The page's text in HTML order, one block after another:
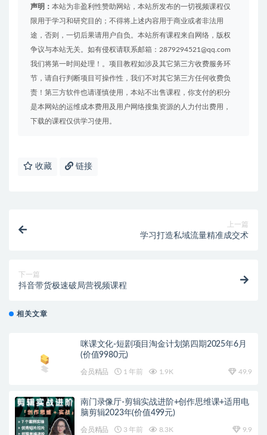
声明： 本站为非盈利性赞助网站，本站所发布的一切视频课程仅
限用于学习和研究目的；不得将上述内容用于商业或者非法用
途，否则，一切后果请用户自负。本站所有课程来自网络，版权
争议与本站无关。如有侵权请联系邮箱：2879294521@qq.com
我们将第一时间处理！。项目教程如涉及其它第三方收费服务环
节，请自行判断项目可操作性，我们不对其它第三方任何收费负
责！第三方软件也请谨慎使用，本站不出售课程，你支付的积分
是本网站的运维成本费用及用户网络搜集资源的人力付出费用，
下载的课程仅供学习使用。
收藏 链接
上一篇
学习打造私域流量精准成交术
下一篇
抖音带货极速破局营视频课程
相关文章
咪课文化-短剧项目淘金计划第四期2025年6月
(价值9980元)
会员精品 1 年前 1.9K 49.9
南门录像厅-剪辑实战进阶+创作思维课+适用电
脑剪辑2023年(价值499元)
会员精品 3 年前 8.3K 9.9